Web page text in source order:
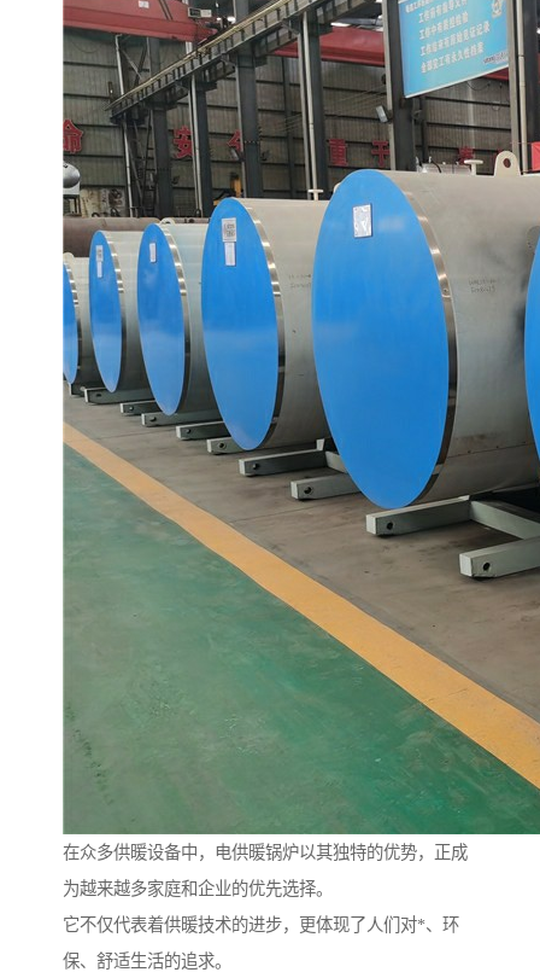
在众多供暖设备中，电供暖锅炉以其独特的优势，正成
为越来越多家庭和企业的优先选择。
它不仅代表着供暖技术的进步，更体现了人们对*、环
保、舒适生活的追求。